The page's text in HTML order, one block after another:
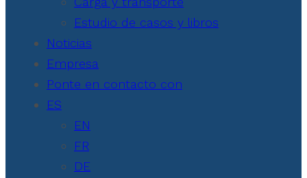
Estudio de casos y libros
Noticias
Empresa
Ponte en contacto con
ES
EN
FR
DE